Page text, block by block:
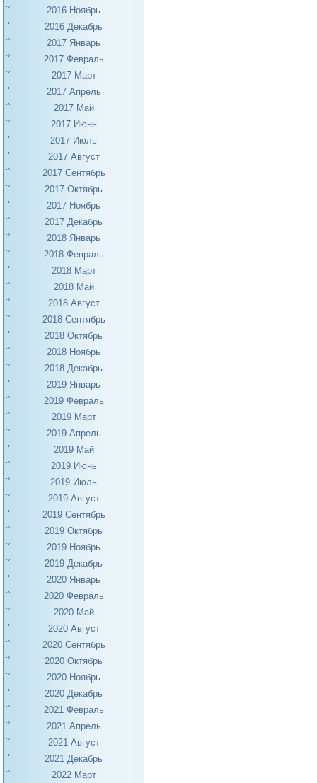
2016 Ноябрь
2016 Декабрь
2017 Январь
2017 Февраль
2017 Март
2017 Апрель
2017 Май
2017 Июнь
2017 Июль
2017 Август
2017 Сентябрь
2017 Октябрь
2017 Ноябрь
2017 Декабрь
2018 Январь
2018 Февраль
2018 Март
2018 Май
2018 Август
2018 Сентябрь
2018 Октябрь
2018 Ноябрь
2018 Декабрь
2019 Январь
2019 Февраль
2019 Март
2019 Апрель
2019 Май
2019 Июнь
2019 Июль
2019 Август
2019 Сентябрь
2019 Октябрь
2019 Ноябрь
2019 Декабрь
2020 Январь
2020 Февраль
2020 Май
2020 Август
2020 Сентябрь
2020 Октябрь
2020 Ноябрь
2020 Декабрь
2021 Февраль
2021 Апрель
2021 Август
2021 Декабрь
2022 Март